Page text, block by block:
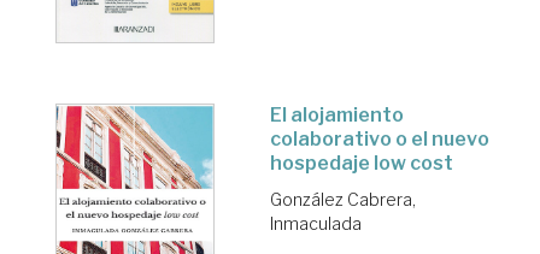
El alojamiento
colaborativo o el nuevo
hospedaje low cost
González Cabrera,
Inmaculada